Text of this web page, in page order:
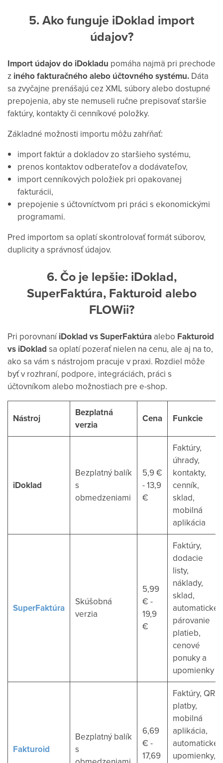
5. Ako funguje iDoklad import
údajov?
Import údajov do iDokladu pomáha najmä pri prechode
z iného fakturačného alebo účtovného systému. Dáta
sa zvyčajne prenášajú cez XML súbory alebo dostupné
prepojenia, aby ste nemuseli ručne prepisovať staršie
faktúry, kontakty či cenníkové položky.
Základné možnosti importu môžu zahŕňať:
import faktúr a dokladov zo staršieho systému,
prenos kontaktov odberateľov a dodávateľov,
import cenníkových položiek pri opakovanej
fakturácii,
prepojenie s účtovníctvom pri práci s ekonomickými
programami.
Pred importom sa oplatí skontrolovať formát súborov,
duplicity a správnosť údajov.
6. Čo je lepšie: iDoklad,
SuperFaktúra, Fakturoid alebo
FLOWii?
Pri porovnaníiDoklad vs SuperFaktúra alebo Fakturoid
vs iDoklad sa oplatí pozerať nielen na cenu, ale aj na to,
ako sa vám s nástrojom pracuje v praxi. Rozdiel môže
byť v rozhraní, podpore, integráciách, práci s
účtovníkom alebo možnostiach pre e-shop.
Nástroj
Bezplatná
verzia
Cena Funkcie
iDoklad
Bezplatný balík
s
obmedzeniami
5,9 €
- 13,9
€
Faktúry,
úhrady,
kontakty,
cenník,
sklad,
mobilná
aplikácia
SuperFaktúra
Skúšobná
verzia
5,99
€ -
19,9
€
Faktúry,
dodacie
listy,
náklady,
sklad,
automatické
párovanie
platieb,
cenové
ponuky a
upomienky
Fakturoid
Bezplatný balík
s
6,69
€ -
17,69
Faktúry, QR
platby,
mobilná
aplikácia,
automatické
upomienky,